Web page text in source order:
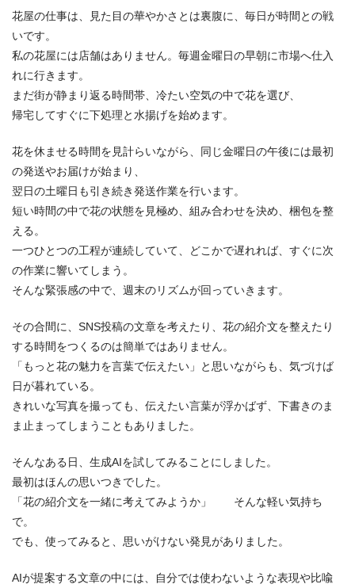
花屋の仕事は、見た目の華やかさとは裏腹に、毎日が時間との戦
いです。
私の花屋には店舗はありません。毎週金曜日の早朝に市場へ仕入
れに行きます。
まだ街が静まり返る時間帯、冷たい空気の中で花を選び、
帰宅してすぐに下処理と水揚げを始めます。
花を休ませる時間を見計らいながら、同じ金曜日の午後には最初
の発送やお届けが始まり、
翌日の土曜日も引き続き発送作業を行います。
短い時間の中で花の状態を見極め、組み合わせを決め、梱包を整
える。
一つひとつの工程が連続していて、どこかで遅れれば、すぐに次
の作業に響いてしまう。
そんな緊張感の中で、週末のリズムが回っていきます。
その合間に、SNS投稿の文章を考えたり、花の紹介文を整えたり
する時間をつくるのは簡単ではありません。
「もっと花の魅力を言葉で伝えたい」と思いながらも、気づけば
日が暮れている。
きれいな写真を撮っても、伝えたい言葉が浮かばず、下書きのま
ま止まってしまうこともありました。
そんなある日、生成AIを試してみることにしました。
最初はほんの思いつきでした。
「花の紹介文を一緒に考えてみようか」 そんな軽い気持ち
で。
でも、使ってみると、思いがけない発見がありました。
AIが提案する文章の中には、自分では使わないような表現や比喩